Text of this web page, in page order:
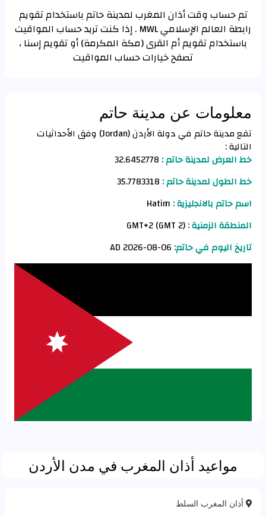
تم حساب وقت أذان المغرب لمدينة حاتم باستخدام تقويم
رابطة العالم الإسلامي MWL . إذا كنت تريد حساب المواقيت
باستخدام تقويم أم القرى (مكة المكرمة) أو تقويم إسنا ،
تصفح خيارات حساب المواقيت
معلومات عن مدينة حاتم
تقع مدينة حاتم في دولة الأردن (Jordan) وفق الأحداثيات
التالية :
خط العرض لمدينة حاتم : 32.6452778
خط الطول لمدينة حاتم :
اسم حاتم بالانجليزية :
المنطقة الزمنية :
تاريخ اليوم في حاتم:
مواعيد أذان المغرب في مدن الأردن
أذان المغرب السلط